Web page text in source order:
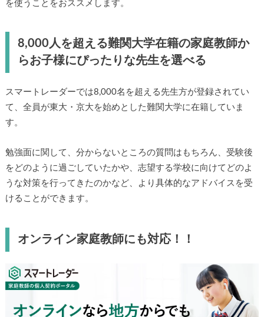
ーを使うことをおススメします。
らお子様にぴったりな先生を選べる
スマートレーダーでは8,000名を超える先生方が登録されてい
す。
勉強面に関して、分からないところの質問はもちろん、受験
後をどのように過ごしていたかや、志望する学校に向けてど
スを受けることができます。
オンライン家庭教師にも対応！！